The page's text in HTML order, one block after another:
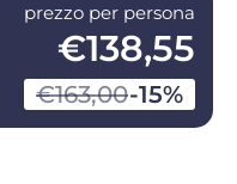
prezzo per persona
€138,55
€163,00-15%